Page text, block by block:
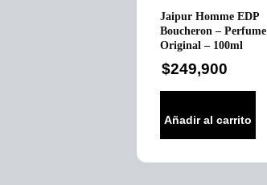
Jaipur Homme EDP
Boucheron – Perfume
Original – 100ml
$249,900
Añadir al carrito